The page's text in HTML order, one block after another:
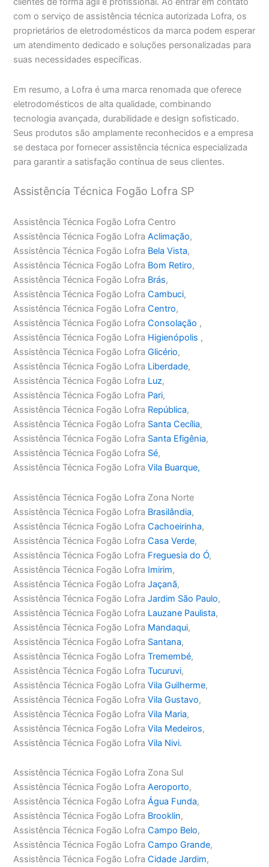
com o serviço de assistência técnica autorizada Lofra, os
proprietários de eletrodomésticos da marca podem esperar
um atendimento dedicado e soluções personalizadas para
suas necessidades específicas.
Em resumo, a Lofra é uma marca renomada que oferece
eletrodomésticos de alta qualidade, combinando
tecnologia avançada, durabilidade e design sofisticado.
Seus produtos são amplamente reconhecidos e a empresa
se destaca por fornecer assistência técnica especializada
para garantir a satisfação contínua de seus clientes.
Assistência Técnica Fogão Lofra SP
Assistência Técnica Fogão Lofra Centro
Assistência Técnica Fogão LofraAclimação,
Assistência Técnica Fogão Lofra Bela Vista,
Assistência Técnica Fogão Lofra Bom Retiro,
Assistência Técnica Fogão Lofra Brás,
Assistência Técnica Fogão LofraCambuci,
Assistência Técnica Fogão LofraCentro,
Assistência Técnica Fogão LofraConsolação ,
Assistência Técnica Fogão Lofra Higienópolis ,
Assistência Técnica Fogão LofraGlicério,
Assistência Técnica Fogão Lofra Liberdade,
Assistência Técnica Fogão Lofra Luz,
Assistência Técnica Fogão Lofra Pari,
Assistência Técnica Fogão Lofra República,
Assistência Técnica Fogão Lofra Santa Cecília,
Assistência Técnica Fogão Lofra Santa Efigênia,
Assistência Técnica Fogão Lofra Sé,
Assistência Técnica Fogão LofraVila Buarque,
Assistência Técnica Fogão Lofra Zona Norte
Assistência Técnica Fogão Lofra Brasilândia,
Assistência Técnica Fogão LofraCachoeirinha,
Assistência Técnica Fogão LofraCasa Verde,
Assistência Técnica Fogão Lofra Freguesia do Ó,
Assistência Técnica Fogão Lofra Imirim,
Assistência Técnica Fogão LofraJaçanã,
Assistência Técnica Fogão LofraJardim São Paulo,
Assistência Técnica Fogão Lofra Lauzane Paulista,
Assistência Técnica Fogão Lofra Mandaqui,
Assistência Técnica Fogão Lofra Santana,
Assistência Técnica Fogão LofraTremembé,
Assistência Técnica Fogão LofraTucuruvi,
Assistência Técnica Fogão LofraVila Guilherme,
Assistência Técnica Fogão LofraVila Gustavo,
Assistência Técnica Fogão LofraVila Maria,
Assistência Técnica Fogão LofraVila Medeiros,
Assistência Técnica Fogão LofraVila Nivi.
Assistência Técnica Fogão Lofra Zona Sul
Assistência Técnica Fogão LofraAeroporto,
Assistência Técnica Fogão LofraÁgua Funda,
Assistência Técnica Fogão Lofra Brooklin,
Assistência Técnica Fogão LofraCampo Belo,
Assistência Técnica Fogão LofraCampo Grande,
Assistência Técnica Fogão LofraCidade Jardim,